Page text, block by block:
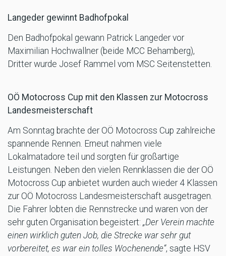
Langeder gewinnt Badhofpokal
Den Badhofpokal gewann Patrick Langeder vor
Maximilian Hochwallner (beide MCC Behamberg),
Dritter wurde Josef Rammel vom MSC Seitenstetten.
OÖ Motocross Cup mit den Klassen zur Motocross
Landesmeisterschaft
Am Sonntag brachte der OÖ Motocross Cup zahlreiche
spannende Rennen. Erneut nahmen viele
Lokalmatadore teil und sorgten für großartige
Leistungen. Neben den vielen Rennklassen die der OÖ
Motocross Cup anbietet wurden auch wieder 4 Klassen
zur OÖ Motocross Landesmeisterschaft ausgetragen.
Die Fahrer lobten die Rennstrecke und waren von der
sehr guten Organisation begeistert: „Der Verein machte
einen wirklich guten Job, die Strecke war sehr gut
vorbereitet, es war ein tolles Wochenende“, sagte HSV